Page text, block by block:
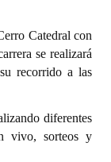
Catedral con
se realizará
recorrido a las
diferentes
vivo, sorteos y